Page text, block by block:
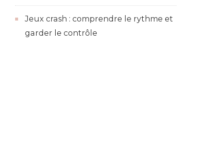
Jeux crash : comprendre le rythme et
garder le contrôle